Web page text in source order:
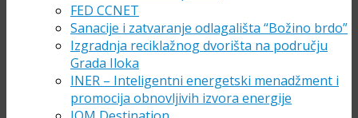
FED CCNET
Sanacije i zatvaranje odlagališta “Božino brdo”
Izgradnja reciklažnog dvorišta na području
Grada Iloka
INER – Inteligentni energetski menadžment i
promocija obnovljivih izvora energije